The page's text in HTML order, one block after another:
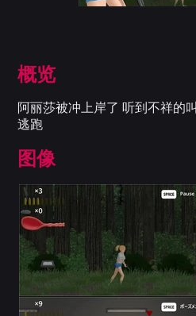
概览
阿丽莎被冲上岸了 听到不祥的
逃跑
图像